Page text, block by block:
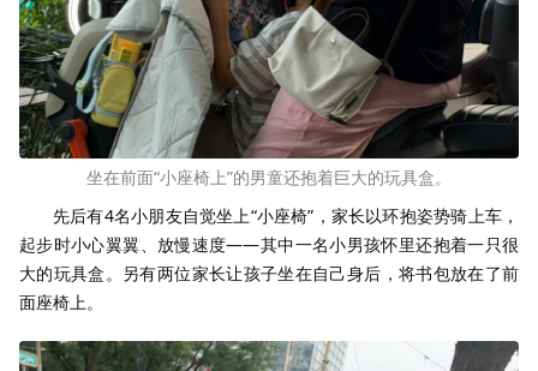
坐在前面“小座椅上”的男童还抱着巨大的玩具盒。
先后有4名小朋友自觉坐上“小座椅”，家长以环抱姿势骑上车，
起步时小心翼翼、放慢速度——其中一名小男孩怀里还抱着一只很
大的玩具盒。另有两位家长让孩子坐在自己身后，将书包放在了前
面座椅上。